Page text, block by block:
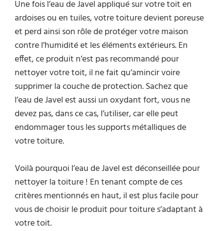
Une fois l’eau de Javel appliqué sur votre toit en
ardoises ou en tuiles, votre toiture devient poreuse
et perd ainsi son rôle de protéger votre maison
contre l’humidité et les éléments extérieurs. En
effet, ce produit n’est pas recommandé pour
nettoyer votre toit, il ne fait qu’amincir voire
supprimer la couche de protection. Sachez que
l’eau de Javel est aussi un oxydant fort, vous ne
devez pas, dans ce cas, l’utiliser, car elle peut
endommager tous les supports métalliques de
votre toiture.
Voilà pourquoi l’eau de Javel est déconseillée pour
nettoyer la toiture ! En tenant compte de ces
critères mentionnés en haut, il est plus facile pour
vous de choisir le produit pour toiture s’adaptant à
votre toit.